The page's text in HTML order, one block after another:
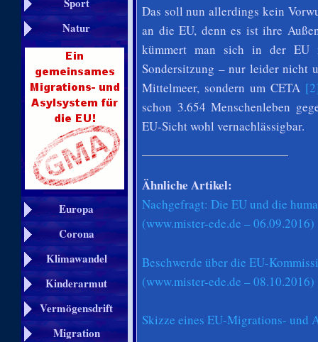
Natur
Europa
Corona
Klimawandel
Kinderarmut
Vermögensdrift
Migration
Das soll nun allerdings kein
an die EU, denn es ist ihre
kümmert man sich in der EU
Sondersitzung – nur leider nicht
Mittelmeer, sondern um CETA
schon 3.654 Menschenleben
EU-Sicht wohl vernachlässigbar.
Ähnliche Artikel:
Nachgefragt: Die EU und die
(www.mister-ede.de – 06.09.2016)
Beschwerde über die EU-
(www.mister-ede.de – 08.10.2016)
Skizze eines EU-Migrations- und